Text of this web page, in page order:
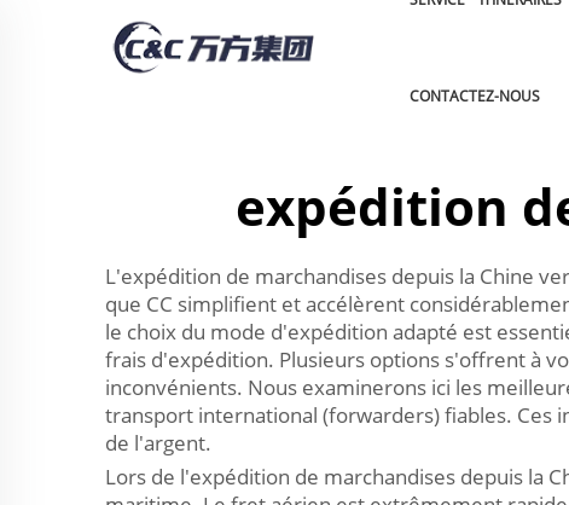
CONTACTEZ-NOUS
expédition
L'expédition de marchandises depuis la Chine
que CC simplifient et accélèrent
le choix du mode d'expédition adapté est
frais d'expédition. Plusieurs options s'offrent à
inconvénients. Nous examinerons ici les
transport international (forwarders) fiables. Ces
de l'argent.
Lors de l'expédition de marchandises depuis la